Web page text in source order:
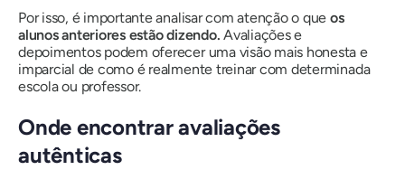
Por isso, é importante analisar com atenção o que os
alunos anteriores estão dizendo. Avaliações e
depoimentos podem oferecer uma visão mais honesta e
imparcial de como é realmente treinar com determinada
escola ou professor.
Onde encontrar avaliações
autênticas